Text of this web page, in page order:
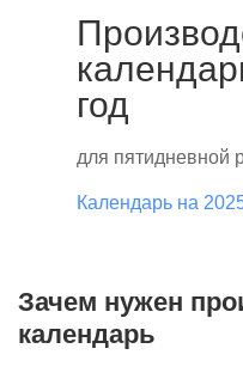
год
для пятидневной
Календарь на
Зачем нужен
календарь